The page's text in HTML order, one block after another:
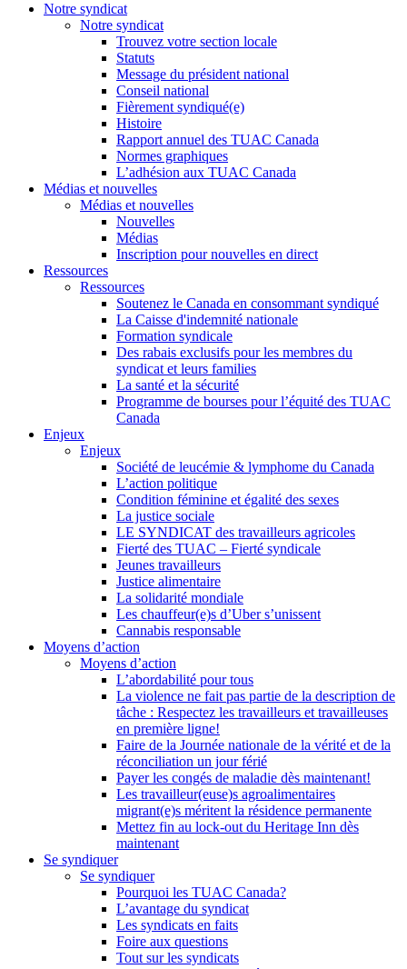
Notre syndicat
Notre syndicat
Trouvez votre section locale
Statuts
Message du président national
Conseil national
Fièrement syndiqué(e)
Histoire
Rapport annuel des TUAC Canada
Normes graphiques
L’adhésion aux TUAC Canada
Médias et nouvelles
Médias et nouvelles
Nouvelles
Médias
Inscription pour nouvelles en direct
Ressources
Ressources
Soutenez le Canada en consommant syndiqué
La Caisse d'indemnité nationale
Formation syndicale
Des rabais exclusifs pour les membres du
syndicat et leurs families
La santé et la sécurité
Programme de bourses pour l’équité des TUAC
Canada
Enjeux
Enjeux
Société de leucémie & lymphome du Canada
L’action politique
Condition féminine et égalité des sexes
La justice sociale
LE SYNDICAT des travailleurs agricoles
Fierté des TUAC – Fierté syndicale
Jeunes travailleurs
Justice alimentaire
La solidarité mondiale
Les chauffeur(e)s d’Uber s’unissent
Cannabis responsable
Moyens d’action
Moyens d’action
L’abordabilité pour tous
La violence ne fait pas partie de la description de
tâche : Respectez les travailleurs et travailleuses
en première ligne!
Faire de la Journée nationale de la vérité et de la
réconciliation un jour férié
Payer les congés de maladie dès maintenant!
Les travailleur(euse)s agroalimentaires
migrant(e)s méritent la résidence permanente
Mettez fin au lock-out du Heritage Inn dès
maintenant
Se syndiquer
Se syndiquer
Pourquoi les TUAC Canada?
L’avantage du syndicat
Les syndicats en faits
Foire aux questions
Tout sur les syndicats